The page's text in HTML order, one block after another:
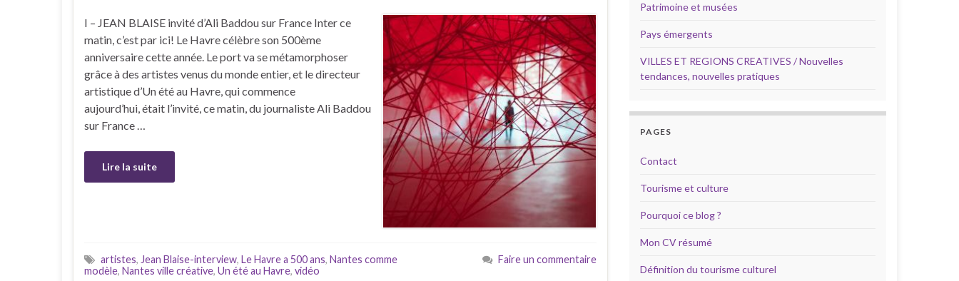
I – JEAN BLAISE invité d’Ali Baddou sur France Inter ce
matin, c’est par ici! Le Havre célèbre son 500ème
anniversaire cette année. Le port va se métamorphoser
grâce à des artistes venus du monde entier, et le directeur
artistique d’Un été au Havre, qui commence
aujourd’hui, était l’invité, ce matin, du journaliste Ali Baddou
sur France …
Lire la suite
artistes, Jean Blaise-interview, Le Havre a 500 ans, Nantes comme
modèle, Nantes ville créative, Un été au Havre, vidéo
Faire un commentaire
Patrimoine et musées
Pays émergents
VILLES ET REGIONS CREATIVES / Nouvelles
tendances, nouvelles pratiques
PAGES
Contact
Tourisme et culture
Pourquoi ce blog ?
Mon CV résumé
Définition du tourisme culturel